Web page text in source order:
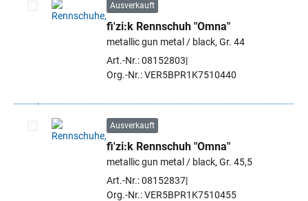
Artikel auswählen
Ausverkauft
fi'zi:k Rennschuh "Omna"
metallic gun metal / black, Gr. 44
Art.-Nr.: 08152803
Org.-Nr.: VER5BPR1K7510440
Artikel auswählen
Ausverkauft
fi'zi:k Rennschuh "Omna"
metallic gun metal / black, Gr. 45,5
Art.-Nr.: 08152837
Org.-Nr.: VER5BPR1K7510455